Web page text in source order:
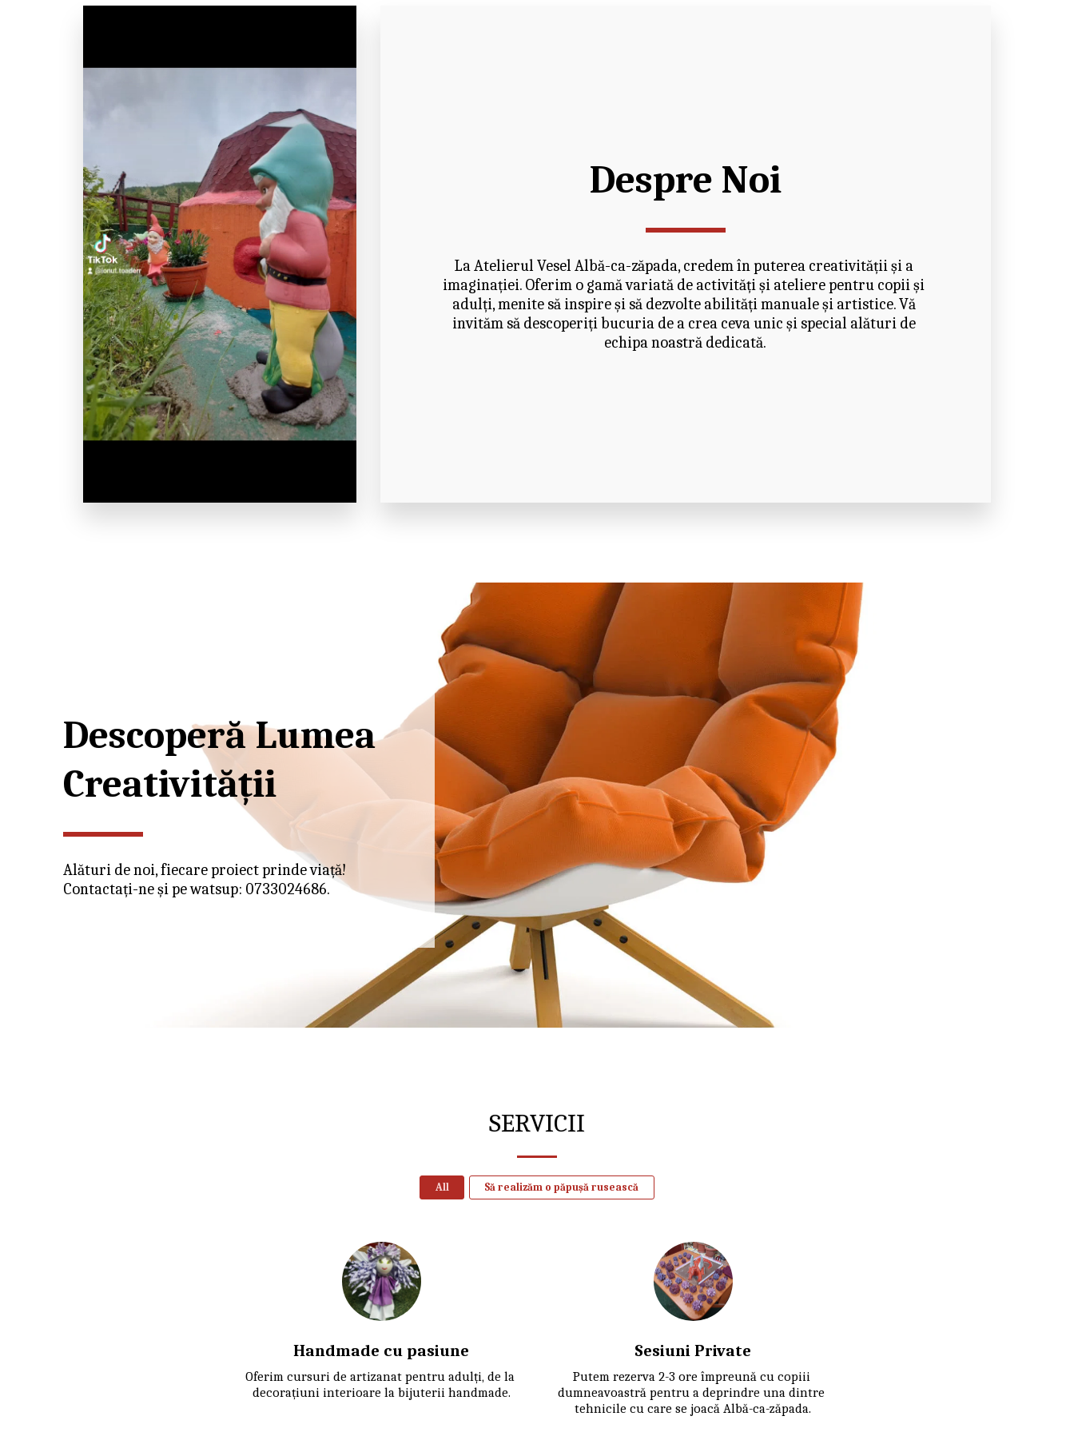
Despre Noi
La Atelierul Vesel Albă-ca-zăpada, credem în puterea creativității și a
imaginației. Oferim o gamă variată de activități și ateliere pentru copii și
adulți, menite să inspire și să dezvolte abilități manuale și artistice. Vă
invităm să descoperiți bucuria de a crea ceva unic și special alături de
echipa noastră dedicată.
Descoperă Lumea
Creativității
Alături de noi, fiecare proiect prinde viață!
Contactați-ne și pe watsup: 0733024686.
SERVICII
All Să realizăm o păpușă rusească
Handmade cu pasiune
Oferim cursuri de artizanat pentru adulți, de la
decorațiuni interioare la bijuterii handmade.
Sesiuni Private
Putem rezerva 2-3 ore împreună cu copiii
dumneavoastră pentru a deprindre una dintre
tehnicile cu care se joacă Albă-ca-zăpada.